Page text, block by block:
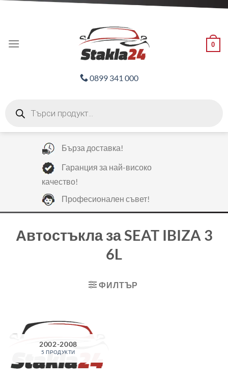
0
0899 341 000
search
Бърза доставка!
Гаранция за най-високо
качество!
Професионален съвет!
Автостъкла за SEAT IBIZA 3
6L
ФИЛТЪР
2002-2008
5 ПРОДУКТИ